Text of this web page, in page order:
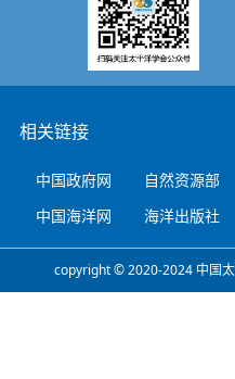
相关链接
中国政府网 自然资源部
中国海洋网
海洋出版社
copyright © 2020-2024 中国